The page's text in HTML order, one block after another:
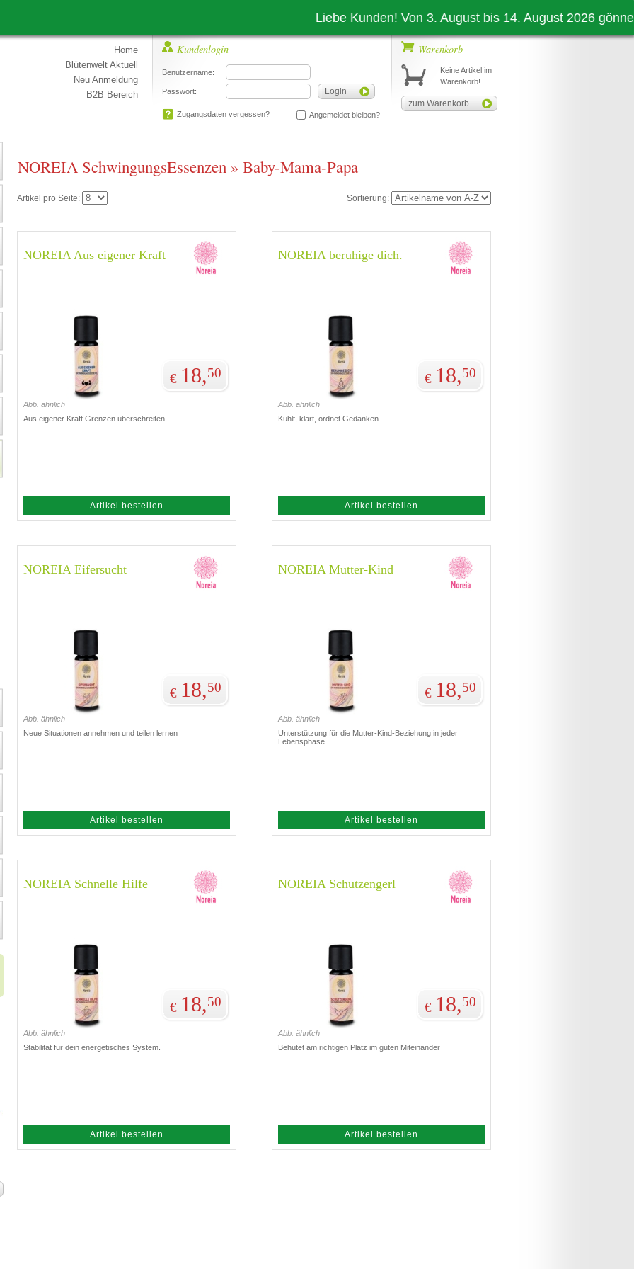
Liebe Kunden! Von 3. August bis 14. August 2026
Home
Blütenwelt Aktuell
Neu Anmeldung
B2B Bereich
Kundenlogin
Benutzername:
Passwort: Login
Zugangsdaten vergessen? Angemeldet bleiben?
Warenkorb
Keine Artikel im
Warenkorb!
zum Warenkorb
NOREIA SchwingungsEssenzen » Baby-Mama-Papa
Artikel pro Seite: Sortierung:
NOREIA Aus eigener Kraft
Abb. ähnlich
€ 18,50
Aus eigener Kraft Grenzen überschreiten
Artikel bestellen
NOREIA beruhige dich.
Abb. ähnlich
€ 18,50
Kühlt, klärt, ordnet Gedanken
Artikel bestellen
NOREIA Eifersucht
Abb. ähnlich
€ 18,50
Neue Situationen annehmen und teilen lernen
Artikel bestellen
NOREIA Mutter-Kind
Abb. ähnlich
€ 18,50
Unterstützung für die Mutter-Kind-Beziehung in jeder
Lebensphase
Artikel bestellen
NOREIA Schnelle Hilfe
Abb. ähnlich
€ 18,50
Stabilität für dein energetisches System.
Artikel bestellen
NOREIA Schutzengerl
Abb. ähnlich
€ 18,50
Behütet am richtigen Platz im guten Miteinander
Artikel bestellen